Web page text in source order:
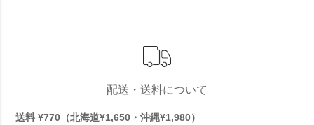
配送・送料について
送料 ¥770（北海道¥1,650・沖縄¥1,980）